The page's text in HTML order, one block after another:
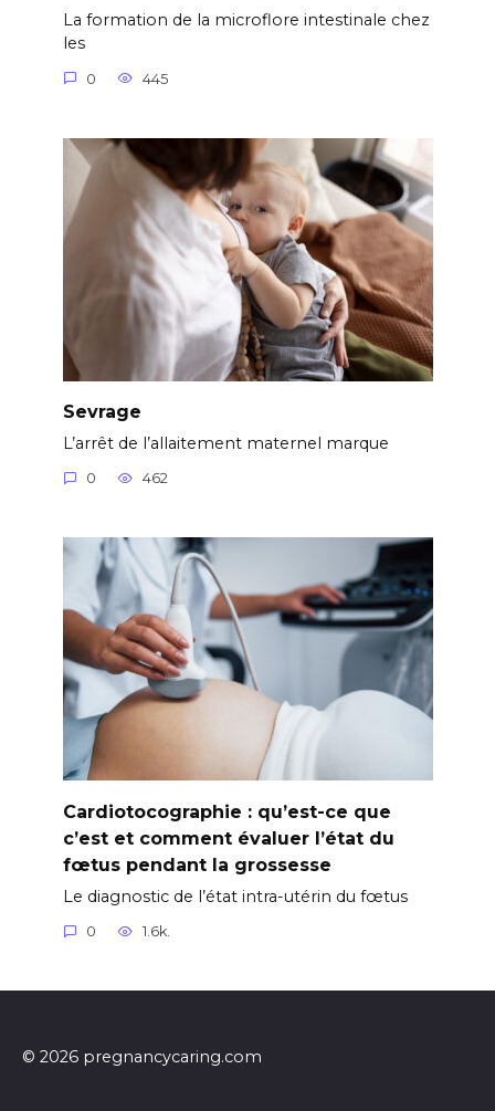
La formation de la microflore intestinale chez
les
0 445
Sevrage
L’arrêt de l’allaitement maternel marque
0 462
Cardiotocographie : qu’est-ce que
c’est et comment évaluer l’état du
fœtus pendant la grossesse
Le diagnostic de l’état intra-utérin du fœtus
0 1.6k.
© 2026 pregnancycaring.com